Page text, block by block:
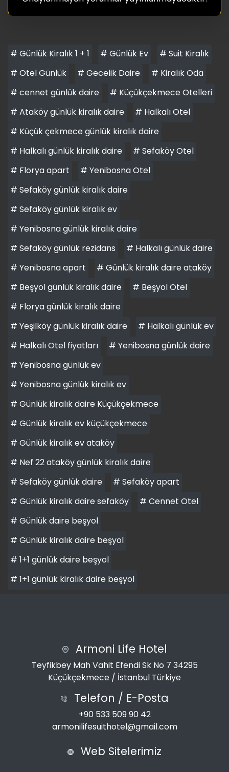
# Günlük Kiralık 1 + 1 # Günlük Ev
# Suit Kiralık
# Otel Günlük
# Gecelik Daire
# Kiralık Oda
# cennet günlük daire
# Küçükçekmece Otelleri
# Ataköy günlük kiralık daire
# Halkalı Otel
# Küçük çekmece günlük kiralık daire
# Halkalı günlük kiralık daire
# Sefaköy Otel
# Florya apart
# Yenibosna Otel
# Sefaköy günlük kiralık daire
# Sefaköy günlük kiralık ev
# Yenibosna günlük kiralık daire
# Sefaköy günlük rezidans
# Halkalı günlük daire
# Yenibosna apart
# Günlük kiralık daire ataköy
# Beşyol günlük kiralık daire
# Beşyol Otel
# Florya günlük kiralık daire
# Yeşilköy günlük kiralık daire
# Halkalı günlük ev
# Halkalı Otel fiyatları
# Yenibosna günlük daire
# Yenibosna günlük ev
# Yenibosna günlük kiralık ev
# Günlük kiralık daire Küçükçekmece
# Günlük kiralık ev küçükçekmece
# Günlük kiralık ev ataköy
# Nef 22 ataköy günlük kiralık daire
# Sefaköy günlük daire
# Sefaköy apart
# Günlük kiralık daire sefaköy
# Cennet Otel
# Günlük daire beşyol
# Günlük kiralık daire beşyol
# 1+1 günlük daire beşyol
# 1+1 günlük kiralık daire beşyol
Armoni Life Hotel
Teyfikbey Mah Vahit Efendi Sk No 7 34295
Küçükçekmece / İstanbul Türkiye
Telefon / E-Posta
+90 533 509 90 42
armonilifesuithotel@gmail.com
Web Sitelerimiz